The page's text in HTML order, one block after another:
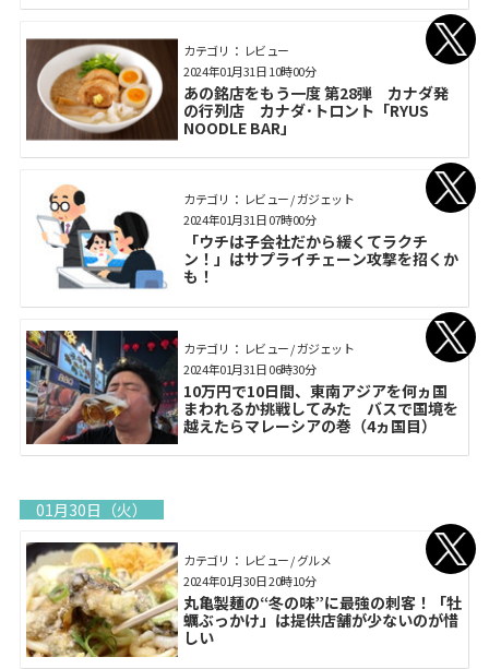
カテゴリ： レビュー
あの銘店をもう一度 第28弾 カナダ発
の行列店 カナダ･トロント「RYUS
NOODLE BAR」
2024年01月31日 10時00分
カテゴリ： レビュー / ガジェット
「ウチは子会社だから緩くてラクチ
ン！」はサプライチェーン攻撃を招くか
も！
2024年01月31日 07時00分
カテゴリ： レビュー / ガジェット
10万円で10日間、東南アジアを何ヵ国
まわれるか挑戦してみた バスで国境を
越えたらマレーシアの巻（4ヵ国目）
2024年01月31日 06時30分
01月30日（火）
カテゴリ： レビュー / グルメ
丸亀製麺の“冬の味”に最強の刺客！「牡
蠣ぶっかけ」は提供店舗が少ないのが惜
しい
2024年01月30日 20時10分